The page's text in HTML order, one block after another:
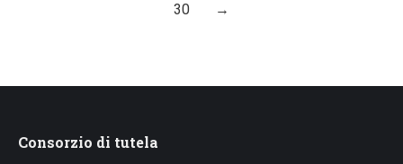
30
→
Consorzio di tutela